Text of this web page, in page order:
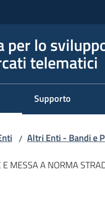
per lo
telematici
Supporto
/ Altri Enti - Bandi e
MESSA A NORMA